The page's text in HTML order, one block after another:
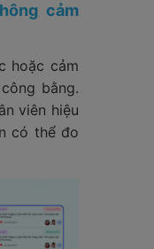
cảm
hoặc cảm
bằng.
viên hiệu
có thể đo